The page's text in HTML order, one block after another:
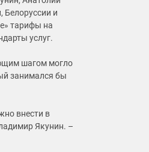
Белоруссии и
тарифы на
услуг.
шагом могло
занимался бы
внести в
Якунин. –